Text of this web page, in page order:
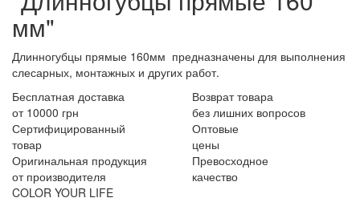
мм"
Длинногубцы прямые 160мм предназначены для выполнения
слесарных, монтажных и других работ.
Бесплатная доставка
от 10000 грн
Возврат товара
без лишних вопросов
Сертифицированный
товар
Оптовые
цены
Оригинальная продукция
от производителя
Превосходное
качество
COLOR YOUR LIFE